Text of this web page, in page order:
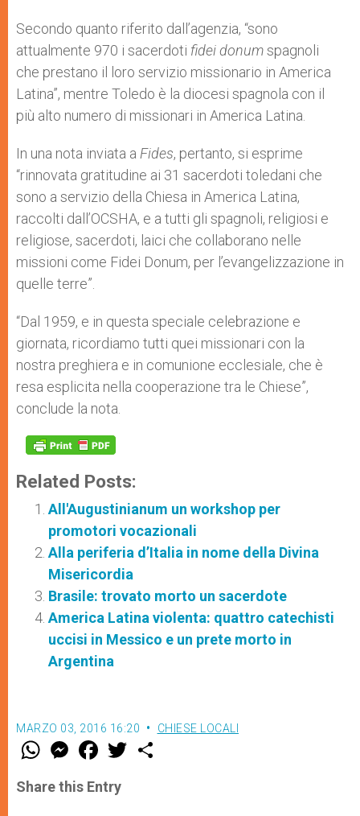
Secondo quanto riferito dall’agenzia, “sono
attualmente 970 i sacerdoti fidei donumspagnoli
che prestano il loro servizio missionario in America
Latina”, mentre Toledo è la diocesi spagnola con il
più alto numero di missionari in America Latina.
In una nota inviata a Fides, pertanto, si esprime
“rinnovata gratitudine ai 31 sacerdoti toledani che
sono a servizio della Chiesa in America Latina,
raccolti dall’OCSHA, e a tutti gli spagnoli, religiosi e
religiose, sacerdoti, laici che collaborano nelle
missioni come Fidei Donum, per l’evangelizzazione in
quelle terre”.
“Dal 1959, e in questa speciale celebrazione e
giornata, ricordiamo tutti quei missionari con la
nostra preghiera e in comunione ecclesiale, che è
resa esplicita nella cooperazione tra le Chiese”,
conclude la nota.
Related Posts:
All'Augustinianum un workshop per
promotori vocazionali
Alla periferia d’Italia in nome della Divina
Misericordia
Brasile: trovato morto un sacerdote
America Latina violenta: quattro catechisti
uccisi in Messico e un prete morto in
Argentina
MARZO 03, 2016 16:20 CHIESE LOCALI
W
t
s
M
e
s
e
F
a
e
b
w
Share this Entry